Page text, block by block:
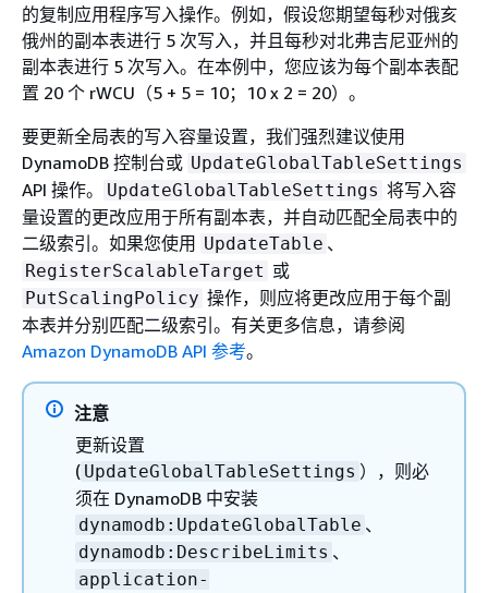
的复制应用程序写入操作。例如，假设您期望每秒对俄亥
俄州的副本表进行 5 次写入，并且每秒对北弗吉尼亚州的
副本表进行 5 次写入。在本例中，您应该为每个副本表配
置 20 个 rWCU（5 + 5 = 10；10 x 2 = 20）。
要更新全局表的写入容量设置，我们强烈建议使用
DynamoDB 控制台或 UpdateGlobalTableSettings
API 操作。 UpdateGlobalTableSettings 将写入容
量设置的更改应用于所有副本表，并自动匹配全局表中的
二级索引。如果您使用 UpdateTable 、
RegisterScalableTarget 或
PutScalingPolicy 操作，则应将更改应用于每个副
本表并分别匹配二级索引。有关更多信息，请参阅
Amazon DynamoDB API 参考。
注意
更新设置
( UpdateGlobalTableSettings ），则必
须在 DynamoDB 中安装
dynamodb:UpdateGlobalTable 、
dynamodb:DescribeLimits 、
application-